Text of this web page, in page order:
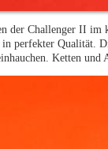
der Challenger II
perfekter Qualität.
Ketten und